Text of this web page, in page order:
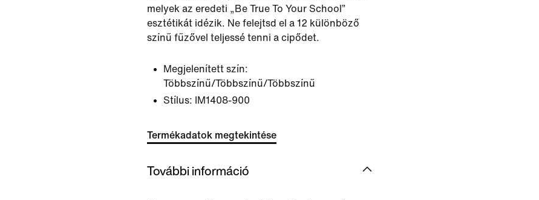
melyek az eredeti „Be True To Your School”
esztétikát idézik. Ne felejtsd el a 12 különböző
színű fűzővel teljessé tenni a cipődet.
Megjelenített szín:
Többszínű/Többszínű/Többszínű
Stílus:
IM1408-900
Termékadatok megtekintése
További információ